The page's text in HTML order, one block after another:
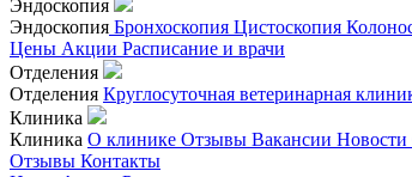
Эндоскопия
Эндоскопия Бронхоскопия Цистоскопия
Цены Акции Расписание и врачи
Отделения
Отделения Круглосуточная ветеринарная
Клиника
Клиника О клинике Отзывы Вакансии Новости
Отзывы Контакты